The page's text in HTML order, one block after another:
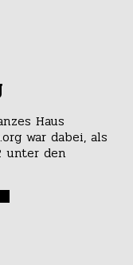
Haus
war dabei, als
unter den